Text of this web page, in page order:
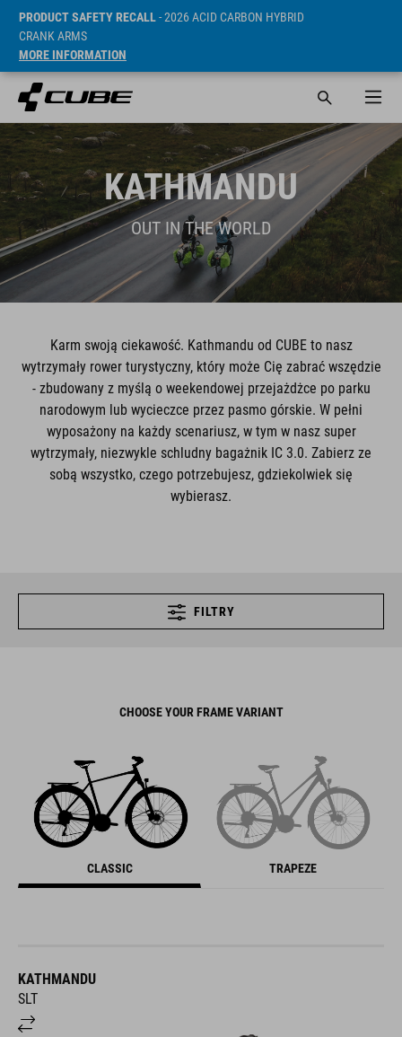
PRODUCT SAFETY RECALL- 2026 ACID CARBON HYBRID
CRANK ARMS
MORE INFORMATION
KATHMANDU
OUT IN THE WORLD
Karm swoją ciekawość. Kathmandu od CUBE to nasz
wytrzymały rower turystyczny, który może Cię zabrać wszędzie
- zbudowany z myślą o weekendowej przejażdżce po parku
narodowym lub wycieczce przez pasmo górskie. W pełni
wyposażony na każdy scenariusz, w tym w nasz super
wytrzymały, niezwykle schludny bagażnik IC 3.0. Zabierz ze
sobą wszystko, czego potrzebujesz, gdziekolwiek się
wybierasz.
FILTRY
CHOOSE YOUR FRAME VARIANT
CLASSIC TRAPEZE
KATHMANDU
SLT